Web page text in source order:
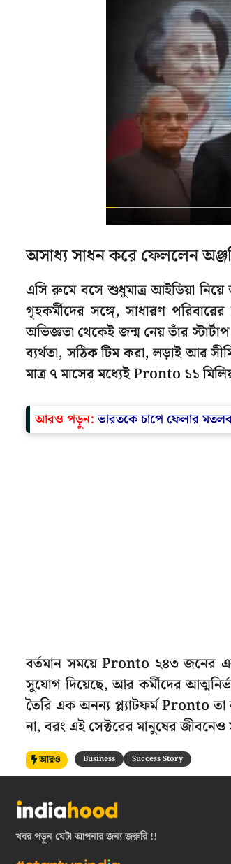
অসাধ্য সাধন করে ফেললেন
এসি রুমে বসে শুধুমাত্র আইডিয়া
গৃহকর্মীদের সঙ্গে, সাধারণ
অভিজ্ঞতা থেকেই জন্ম নেয় তাঁর
ব্যর্থতা, সঠিক টিম করা, লড়াই আর
মাত্র ৭ মাসের মধ্যেই Pronto ১১
আরও পড়ুন:ভারতকে চাপে ফেলার
বর্তমান সময়ে Pronto ২৪৩ জনের
সুযোগ দিয়েছে, আর কর্মীদের
তৈরি এক অনন্য প্ল্যাটফর্ম Pronto তা
না, বরং এই সেক্টরের মানুষের
আরও Business Success Story
খবর পড়ুন যেটা আপনার জন্য জরুরি !!